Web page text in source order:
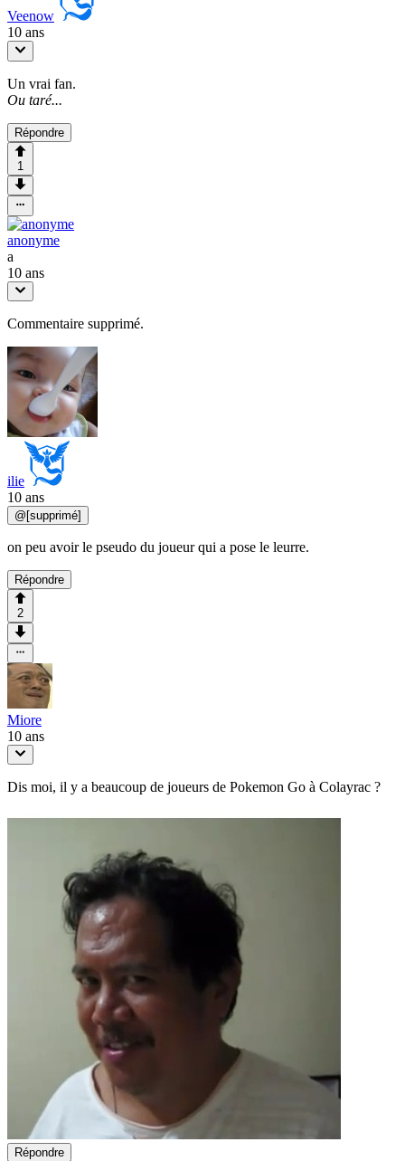
Veenow
10 ans
Un vrai fan.
Ou taré...
Répondre
1
anonyme
a
10 ans
Commentaire supprimé.
ilie
10 ans
@ [supprimé]
on peu avoir le pseudo du joueur qui a pose le leurre.
Répondre
2
Miore
10 ans
Dis moi, il y a beaucoup de joueurs de Pokemon Go à Colayrac ?
Répondre